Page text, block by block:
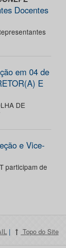
Docentes
em 04 de
E
DE
e Vice-
participam de
| Topo do Site